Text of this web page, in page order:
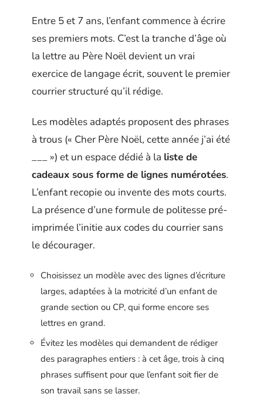
Entre 5 et 7 ans, l’enfant commence à écrire
ses premiers mots. C’est la tranche d’âge où
la lettre au Père Noël devient un vrai
exercice de langage écrit, souvent le premier
courrier structuré qu’il rédige.
Les modèles adaptés proposent des phrases
à trous (« Cher Père Noël, cette année j’ai été
___ ») et un espace dédié à la liste de
cadeaux sous forme de lignes numérotées.
L’enfant recopie ou invente des mots courts.
La présence d’une formule de politesse pré-
imprimée l’initie aux codes du courrier sans
le décourager.
Choisissez un modèle avec des lignes d’écriture
larges, adaptées à la motricité d’un enfant de
grande section ou CP, qui forme encore ses
lettres en grand.
Évitez les modèles qui demandent de rédiger
des paragraphes entiers : à cet âge, trois à cinq
phrases suffisent pour que l’enfant soit fier de
son travail sans se lasser.